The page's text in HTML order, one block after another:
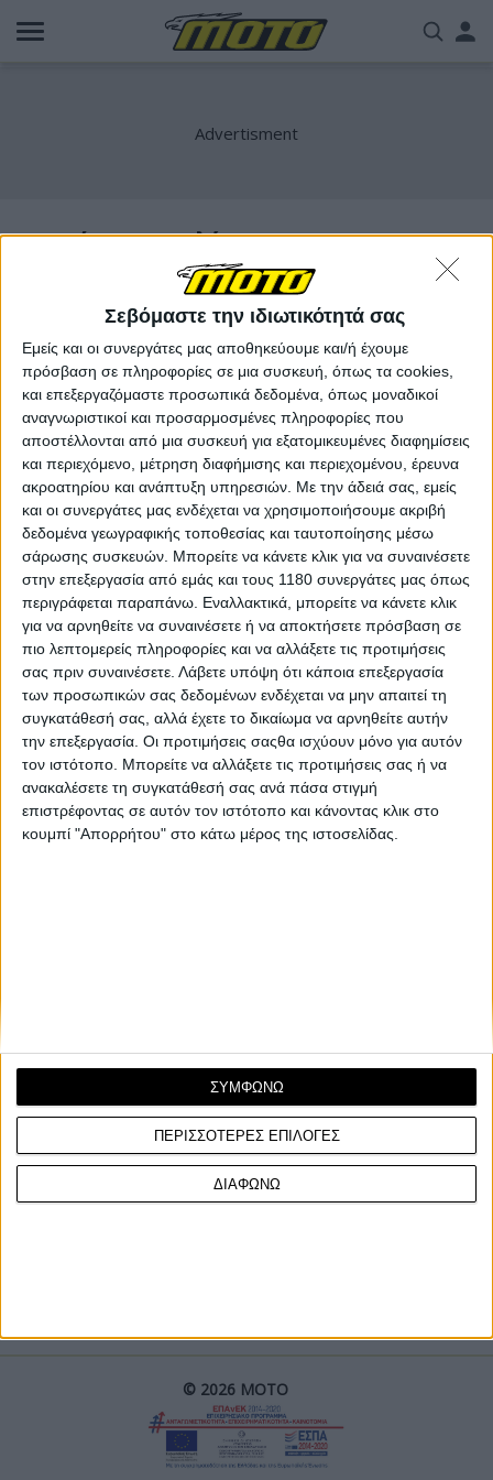
Σεβόμαστε την ιδιωτικότητά σας
Εμείς και οι συνεργάτες μας αποθηκεύουμε και/ή έχουμε
πρόσβαση σε πληροφορίες σε μια συσκευή, όπως τα cookies,
και επεξεργαζόμαστε προσωπικά δεδομένα, όπως μοναδικοί
αναγνωριστικοί και προσαρμοσμένες πληροφορίες που
αποστέλλονται από μια συσκευή για εξατομικευμένες διαφημίσεις
και περιεχόμενο, μέτρηση διαφήμισης και περιεχομένου, έρευνα
ακροατηρίου και ανάπτυξη υπηρεσιών. Με την άδειά σας, εμείς
και οι συνεργάτες μας ενδέχεται να χρησιμοποιήσουμε ακριβή
δεδομένα γεωγραφικής τοποθεσίας και ταυτοποίησης μέσω
σάρωσης συσκευών. Μπορείτε να κάνετε κλικ για να συναινέσετε
στην επεξεργασία από εμάς και τους 1180 συνεργάτες μας όπως
περιγράφεται παραπάνω. Εναλλακτικά, μπορείτε να κάνετε κλικ
για να αρνηθείτε να συναινέσετε ή να αποκτήσετε πρόσβαση σε
πιο λεπτομερείς πληροφορίες και να αλλάξετε τις προτιμήσεις
σας πριν συναινέσετε. Λάβετε υπόψη ότι κάποια επεξεργασία
των προσωπικών σας δεδομένων ενδέχεται να μην απαιτεί τη
συγκατάθεσή σας, αλλά έχετε το δικαίωμα να αρνηθείτε αυτήν
την επεξεργασία. Οι προτιμήσεις σαςθα ισχύουν μόνο για αυτόν
τον ιστότοπο. Μπορείτε να αλλάξετε τις προτιμήσεις σας ή να
ανακαλέσετε τη συγκατάθεσή σας ανά πάσα στιγμή
επιστρέφοντας σε αυτόν τον ιστότοπο και κάνοντας κλικ στο
κουμπί "Απορρήτου" στο κάτω μέρος της ιστοσελίδας.
ΠΕΡΙΣΣΟΤΕΡΕΣ ΕΠΙΛΟΓΕΣ
ΔΙΑΦΩΝΩ
ΣΥΜΦΩΝΩ
Παράκαμψη
προς
ρετρό μοτοσυκλέτα
Νέα Μοντέλα 8/7/2025
Yamaha XSR700 2026 - Νέο χρώμα για τη γυμνή
δικύλινδρη ρετρό
Η Yamaha ανακοίνωσε αλλαγές στα διαθέσιμα χρώματα για
την XSR700 με την ιαπωνική αγορά να υποδέχεται μια νέα
παραλλαγή που έχει ως βάση της το βαθύ μπλε της εταιρείας
των τριών διαπασών. Η Yamaha α...
Νέα Μοντέλα
EICMA 2024: Royal Enfield Classic 650 Twin - Μόλις
παρουσιάστηκε, αλλά εμείς το έχουμε οδηγήσει!
Η Royal Enfield μόλις παρουσίασε στο παγκόσμιο κοινό, στην
ΓΙΝΕ ΣΥΝΔΡΟΜΗΤΗΣ
Επικοινωνία
© 2026 ΜΟΤΟ